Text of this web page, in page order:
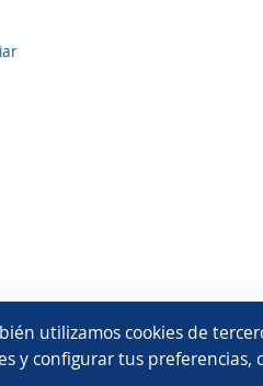
utilizamos cookies de
y configurar tus preferencias,